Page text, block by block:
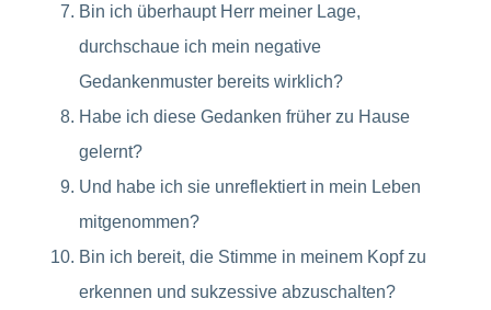
Bin ich überhaupt Herr meiner Lage,
durchschaue ich mein negative
Gedankenmuster bereits wirklich?
Habe ich diese Gedanken früher zu Hause
gelernt?
Und habe ich sie unreflektiert in mein Leben
mitgenommen?
Bin ich bereit, die Stimme in meinem Kopf zu
erkennen und sukzessive abzuschalten?